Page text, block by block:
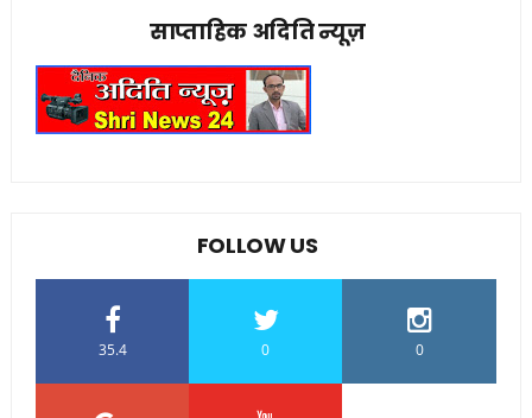
साप्ताहिक अदिति न्यूज़
FOLLOW US
35.4 0 0